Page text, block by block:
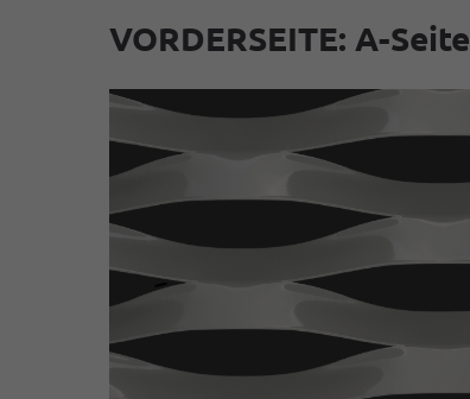
VORDERSEITE: A-Seite